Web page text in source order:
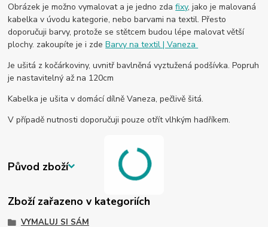
Obrázek je možno vymalovat a je jedno zdafixy, jako je malovaná
kabelka v úvodu kategorie, nebo barvami na textil. Přesto
doporučuji barvy, protože se stětcem budou lépe malovat větší
plochy. zakoupíte je i zdeBarvy na textil | Vaneza
Je ušitá z kočárkoviny, uvnitř bavlněná vyztužená podšívka. Popruh
je nastavitelný až na 120cm
Kabelka je ušita v domácí dílně Vaneza, pečlivě šitá.
V případě nutnosti doporučuji pouze otřít vlhkým hadříkem.
Původ zboží
Zboží zařazeno v kategoriích
VYMALUJ SI SÁM